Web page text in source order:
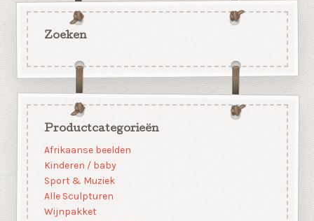
Zoeken
Productcategorieën
Afrikaanse beelden
Kinderen / baby
Sport & Muziek
Alle Sculpturen
Wijnpakket